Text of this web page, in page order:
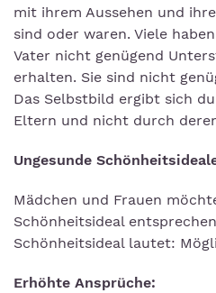
mit ihrem Aussehen und
sind oder waren. Viele
Vater nicht genügend
erhalten. Sie sind nicht
Das Selbstbild ergibt sich
Eltern und nicht durch
Ungesunde
Mädchen und Frauen
Schönheitsideal
Schönheitsideal lautet:
Erhöhte Ansprüche: